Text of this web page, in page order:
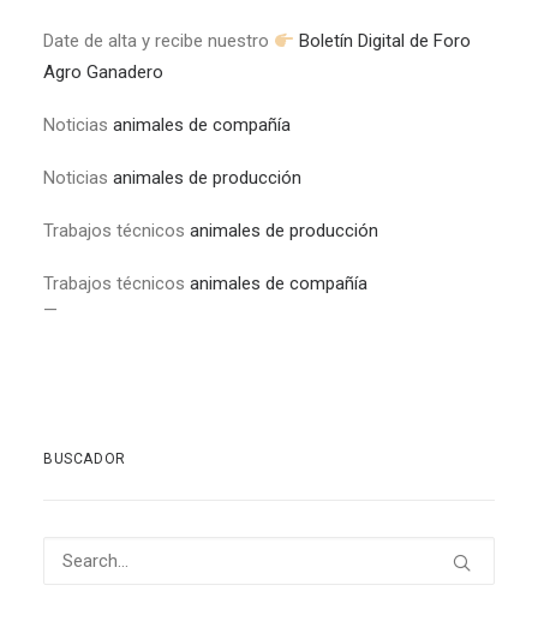
Date de alta y recibe nuestro
Boletín Digital de Foro
Agro Ganadero
Noticias animales de compañía
Noticias animales de producción
Trabajos técnicos animales de producción
Trabajos técnicos animales de compañía
—
BUSCADOR